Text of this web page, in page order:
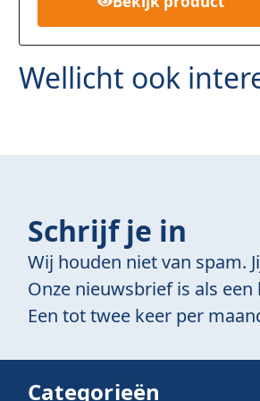
waardering
Wellicht ook
Schrijf je in
Wij houden niet van spam.
Onze nieuwsbrief is als
Een tot twee keer per
Categorieën